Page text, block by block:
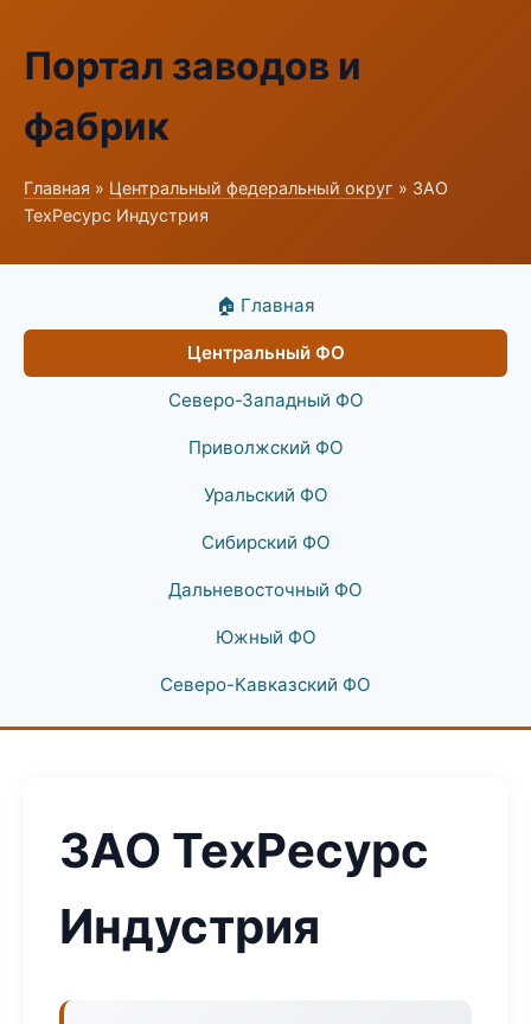
Портал заводов и
фабрик
Главная » Центральный федеральный округ » ЗАО
ТехРесурс Индустрия
🏠 Главная
Центральный ФО
Северо-Западный ФО
Приволжский ФО
Уральский ФО
Сибирский ФО
Дальневосточный ФО
Южный ФО
Северо-Кавказский ФО
ЗАО ТехРесурс
Индустрия